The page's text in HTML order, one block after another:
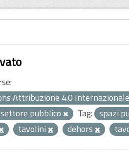
Attribuzione 4.0 Internazionale
pubblico Tag: spazi
tavolini dehors